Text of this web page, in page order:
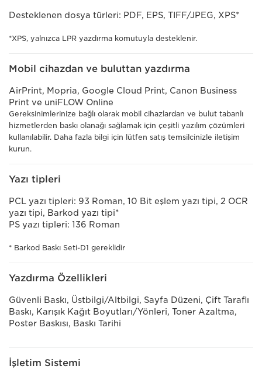
Desteklenen dosya türleri: PDF, EPS, TIFF/JPEG, XPS*
*XPS, yalnızca LPR yazdırma komutuyla desteklenir.
Mobil cihazdan ve buluttan yazdırma
AirPrint, Mopria, Google Cloud Print, Canon Business
Print ve uniFLOW Online
Gereksinimlerinize bağlı olarak mobil cihazlardan ve bulut tabanlı
hizmetlerden baskı olanağı sağlamak için çeşitli yazılım çözümleri
kullanılabilir. Daha fazla bilgi için lütfen satış temsilcinizle iletişim
kurun.
Yazı tipleri
PCL yazı tipleri: 93 Roman, 10 Bit eşlem yazı tipi, 2 OCR
yazı tipi, Barkod yazı tipi*
PS yazı tipleri: 136 Roman
* Barkod Baskı Seti-D1 gereklidir
Yazdırma Özellikleri
Güvenli Baskı, Üstbilgi/Altbilgi, Sayfa Düzeni, Çift Taraflı
Baskı, Karışık Kağıt Boyutları/Yönleri, Toner Azaltma,
Poster Baskısı, Baskı Tarihi
İşletim Sistemi